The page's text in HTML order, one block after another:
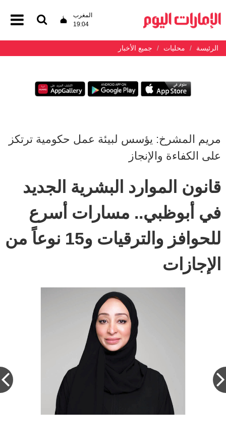
المغرب
19:04
الرئيسة محليات جميع الأخبار
مريم المشرخ: يؤسس لبيئة عمل حكومية ترتكز
على الكفاءة والإنجاز
قانون الموارد البشرية الجديد
في أبوظبي.. مسارات أسرع
للحوافز والترقيات و15 نوعاً من
الإجازات